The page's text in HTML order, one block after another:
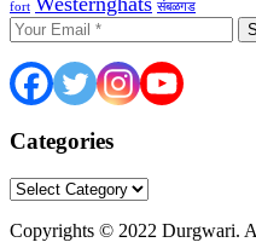
fort
संबळगड
Categories
Categories
Copyrights © 2022 Durgwari.